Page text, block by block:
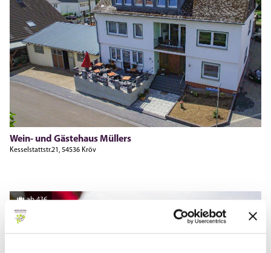
Wein- und Gästehaus Müllers
Kesselstattstr.21, 54536 Kröv
ab 43€